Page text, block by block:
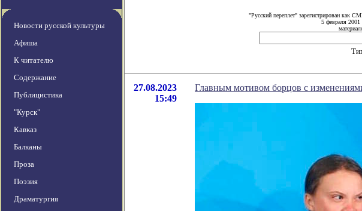
Новости русской культуры
Афиша
К читателю
Содержание
Публицистика
"Курск"
Кавказ
Балканы
Проза
Поэзия
Драматургия
"Русский переплет" зарегистрирован как
5 февраля 2001
27.08.2023
15:49
Главным мотивом борцов с